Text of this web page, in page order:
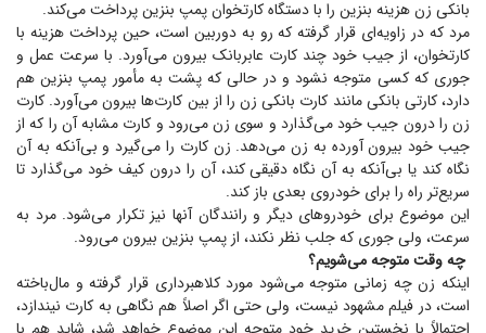
بانکی زن هزینه بنزین را با دستگاه کارتخوان پمپ بنزین پرداخت می‌کند.
مرد که در زاویه‌ای قرار گرفته که رو به دوربین است، حین پرداخت هزینه با
کارتخوان، از جیب خود چند کارت عابربانک بیرون می‌آورد. با سرعت عمل و
جوری که کسی متوجه نشود و در حالی که پشت به مأمور پمپ بنزین هم
دارد، کارتی بانکی مانند کارت بانکی زن را از بین کارت‌ها بیرون می‌آورد. کارت
زن را درون جیب خود می‌گذارد و سوی زن می‌رود و کارت مشابه آن را که از
جیب خود بیرون آورده به زن می‌دهد. زن کارت را می‌گیرد و بی‌آنکه به آن
نگاه کند یا بی‌آنکه به آن نگاه دقیقی کند، آن را درون کیف خود می‌گذارد تا
سریع‌تر راه را برای خودروی بعدی باز کند.
این موضوع برای خودرو‌های دیگر و رانندگان آنها نیز تکرار می‌شود. مرد به
سرعت، ولی جوری که جلب نظر نکند، از پمپ بنزین بیرون می‌رود.
چه وقت متوجه می‌شویم؟
اینکه زن چه زمانی متوجه می‌شود مورد کلاهبرداری قرار گرفته و مال‌باخته
است، در فیلم مشهود نیست، ولی حتی اگر اصلاً هم نگاهی به کارت نیندازد،